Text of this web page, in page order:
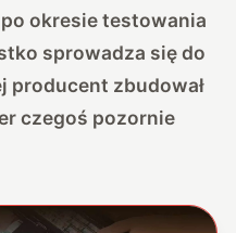
okresie testowania
sprowadza się do
producent zbudował
czegoś pozornie